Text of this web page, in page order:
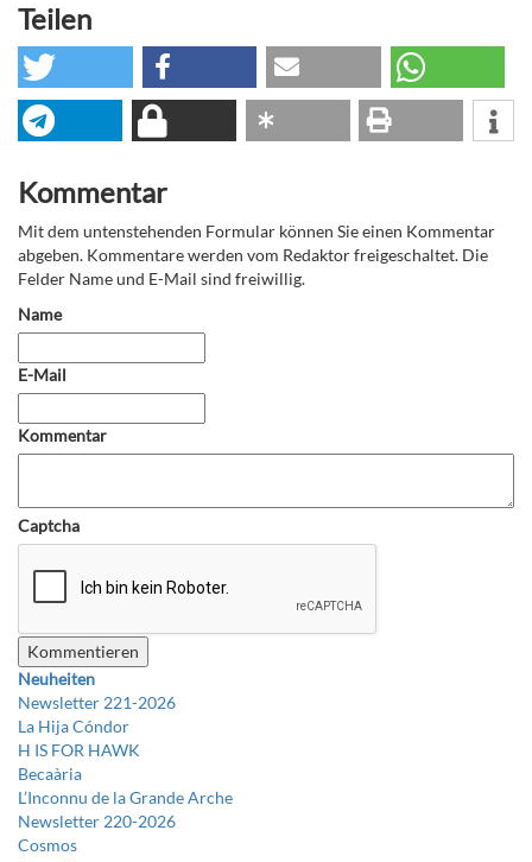
Teilen
Kommentar
Mit dem untenstehenden Formular können Sie einen Kommentar
abgeben. Kommentare werden vom Redaktor freigeschaltet. Die
Felder Name und E-Mail sind freiwillig.
Name
E-Mail
Kommentar
Captcha
Neuheiten
Newsletter 221-2026
La Hija Cóndor
H IS FOR HAWK
Becaària
L’Inconnu de la Grande Arche
Newsletter 220-2026
Cosmos